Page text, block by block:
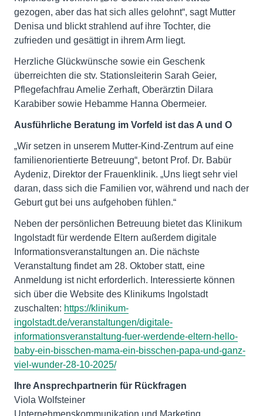
gezogen, aber das hat sich alles gelohnt“, sagt Mutter
Denisa und blickt strahlend auf ihre Tochter, die
zufrieden und gesättigt in ihrem Arm liegt.
Herzliche Glückwünsche sowie ein Geschenk
überreichten die stv. Stationsleiterin Sarah Geier,
Pflegefachfrau Amelie Zerhaft, Oberärztin Dilara
Karabiber sowie Hebamme Hanna Obermeier.
Ausführliche Beratung im Vorfeld ist das A und O
„Wir setzen in unserem Mutter-Kind-Zentrum auf eine
familienorientierte Betreuung“, betont Prof. Dr. Babür
Aydeniz, Direktor der Frauenklinik. „Uns liegt sehr viel
daran, dass sich die Familien vor, während und nach der
Geburt gut bei uns aufgehoben fühlen.“
Neben der persönlichen Betreuung bietet das Klinikum
Ingolstadt für werdende Eltern außerdem digitale
Informationsveranstaltungen an. Die nächste
Veranstaltung findet am 28. Oktober statt, eine
Anmeldung ist nicht erforderlich. Interessierte können
sich über die Website des Klinikums Ingolstadt
zuschalten: https://klinikum-
ingolstadt.de/veranstaltungen/digitale-
informationsveranstaltung-fuer-werdende-eltern-hello-
baby-ein-bisschen-mama-ein-bisschen-papa-und-ganz-
viel-wunder-28-10-2025/
Ihre Ansprechpartnerin für Rückfragen
Viola Wolfsteiner
Unternehmenskommunikation und Marketing